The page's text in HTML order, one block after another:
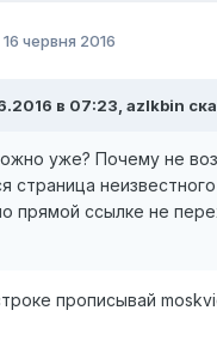
16 червня 2016
в 07:23, azlkbin
уже? Почему не
страница
прямой ссылке не
прописывай